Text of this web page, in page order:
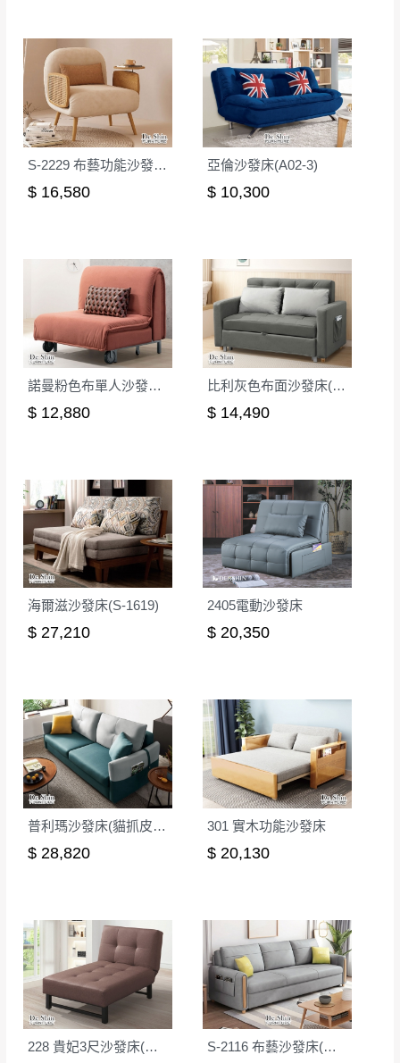
至百貨公司卸貨區為限，恕無法送至指定樓面。《 如
遇百貨周年慶期間，恕暫停百貨公司相關運送 》
無回收家具服務，若需回收家俱可聯絡當地請清潔隊
回收,免付費清運專線：0800-085-717
如欲放置營業場所及公開場合之商品則無享
有商品一年保固之服務。
▪️訂單成立時請儘速於三日內完成付款，交易恕不
殺價，商品均已最低價格售出，且在特定時日會給
予折扣，請密切注意。
▪️三日內若未接獲您的匯款或轉帳通知，商品將不
予保留(訂單自動取消)。
S-2229 布藝功能沙發單人位(原木色)
$ 16,580
亞倫沙發床(A02-3)
$ 10,300
諾曼粉色布單人沙發床(2036)
$ 12,880
比利灰色布面沙發床(501)
$ 14,490
海爾滋沙發床(S-1619)
$ 27,210
2405電動沙發床
$ 20,350
普利瑪沙發床(貓抓皮)(S1951)
$ 28,820
301 實木功能沙發床
$ 20,130
228 貴妃3尺沙發床(咖啡色) S-2116 布藝沙發床(灰色)